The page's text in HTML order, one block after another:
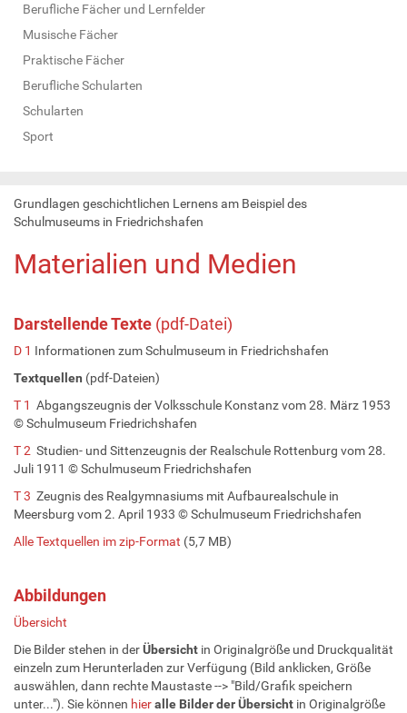
Berufliche Fächer und Lernfelder
Musische Fächer
Praktische Fächer
Berufliche Schularten
Schularten
Sport
Grundlagen geschichtlichen Lernens am Beispiel des
Schulmuseums in Friedrichshafen
Materialien und Medien
Darstellende Texte (pdf-Datei)
D 1 Informationen zum Schulmuseum in Friedrichshafen
Textquellen (pdf-Dateien)
T 1 Abgangszeugnis der Volksschule Konstanz vom 28. März 1953
© Schulmuseum Friedrichshafen
T 2 Studien- und Sittenzeugnis der Realschule Rottenburg vom 28.
Juli 1911 © Schulmuseum Friedrichshafen
T 3 Zeugnis des Realgymnasiums mit Aufbaurealschule in
Meersburg vom 2. April 1933 © Schulmuseum Friedrichshafen
Alle Textquellen im zip-Format (5,7 MB)
Abbildungen
Übersicht
Die Bilder stehen in derÜbersicht in Originalgröße und Druckqualität
einzeln zum Herunterladen zur Verfügung (Bild anklicken, Größe
auswählen, dann rechte Maustaste --> "Bild/Grafik speichern
unter..."). Sie können hieralle BilderderÜbersicht in Originalgröße